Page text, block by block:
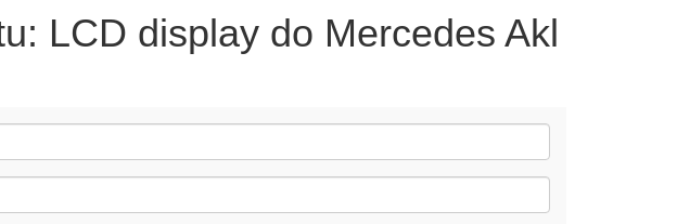
LCD display do Mercedes Akl